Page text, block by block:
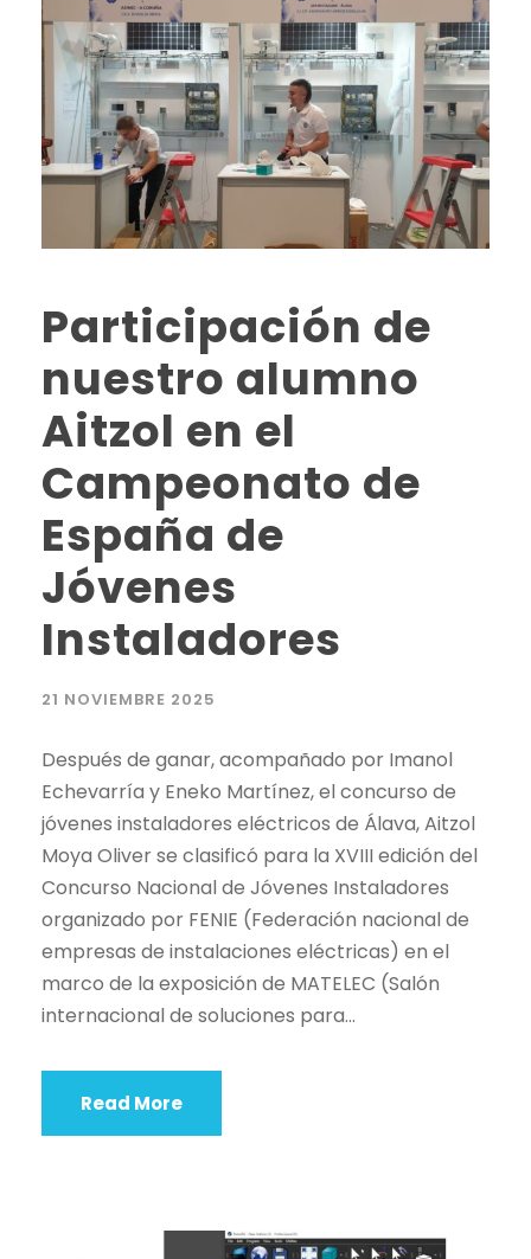
Participación de
nuestro alumno
Aitzol en el
Campeonato de
España de
Jóvenes
Instaladores
21 NOVIEMBRE 2025
Después de ganar, acompañado por Imanol
Echevarría y Eneko Martínez, el concurso de
jóvenes instaladores eléctricos de Álava, Aitzol
Moya Oliver se clasificó para la XVIII edición del
Concurso Nacional de Jóvenes Instaladores
organizado por FENIE (Federación nacional de
empresas de instalaciones eléctricas) en el
marco de la exposición de MATELEC (Salón
internacional de soluciones para...
Read More